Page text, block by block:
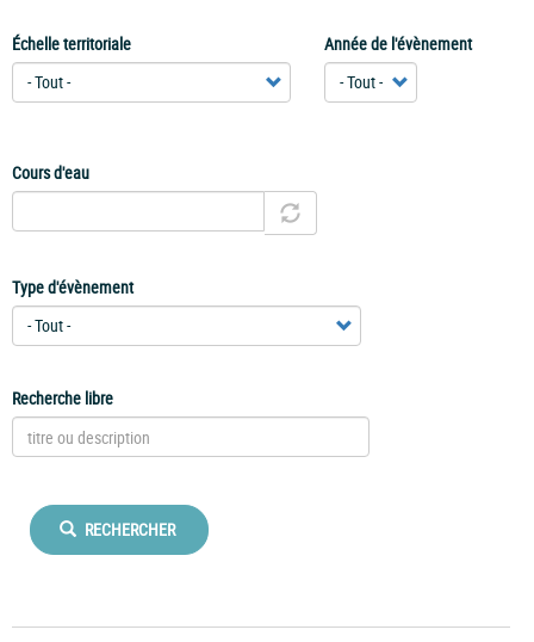
Échelle territoriale Année de l'évènement
Cours d'eau
Type d'évènement
Recherche libre
RECHERCHER